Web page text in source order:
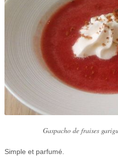
Gaspacho de fraises
Simple et parfumé.